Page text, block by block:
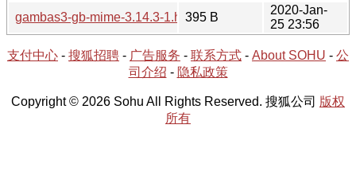
gambas3-gb-mime-3.14.3-1.hint395 B
2020-Jan-
25 23:56
支付中心 - 搜狐招聘 - 广告服务 - 联系方式 - About SOHU - 公
司介绍 - 隐私政策
Copyright © 2026 Sohu All Rights Reserved. 搜狐公司 版权
所有